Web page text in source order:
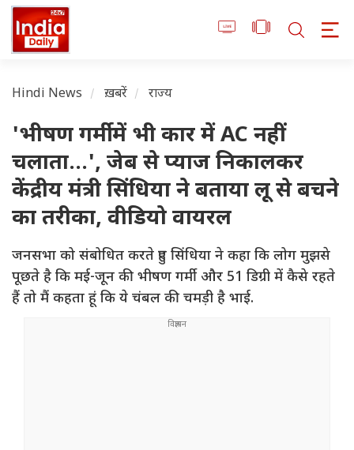
Hindi News ख़बरें राज्य
'भीषण गर्मी में भी कार में AC नहीं
चलाता...', जेब से प्याज निकालकर
केंद्रीय मंत्री सिंधिया ने बताया लू से बचने
का तरीका, वीडियो वायरल
जनसभा को संबोधित करते हुए सिंधिया ने कहा कि लोग मुझसे
पूछते है कि मई-जून की भीषण गर्मी और 51 डिग्री में कैसे रहते
हैं तो मैं कहता हूं कि ये चंबल की चमड़ी है भाई.